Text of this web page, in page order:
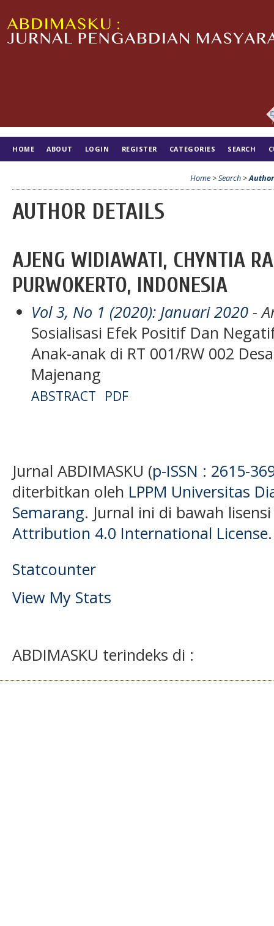
HOME ABOUT LOGIN REGISTER CATEGORIES SEARCH
Home >Search >
AUTHOR DETAILS
AJENG WIDIAWATI, CHYNTIA
PURWOKERTO, INDONESIA
Vol 3, No 1 (2020): Januari 2020 -
Sosialisasi Efek Positif Dan
Anak-anak di RT 001/RW 002
Majenang
ABSTRACT PDF
Jurnal ABDIMASKU (p-ISSN : 2615-
diterbitkan oleh LPPM Universitas
Semarang. Jurnal ini di bawah
Attribution 4.0 International License.
Statcounter
View My Stats
ABDIMASKU terindeks di :